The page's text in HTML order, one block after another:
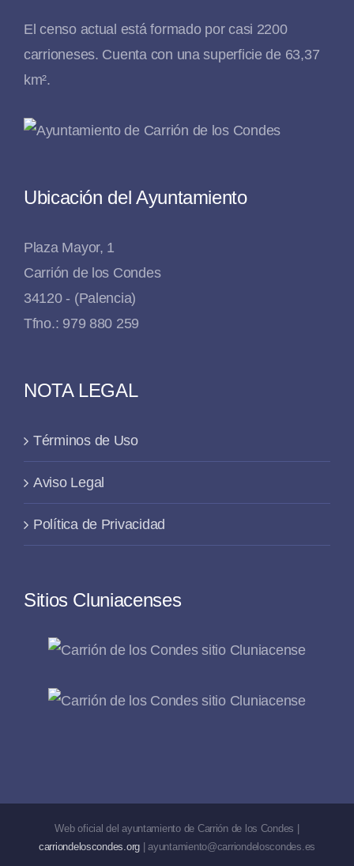
El censo actual está formado por casi 2200
carrioneses. Cuenta con una superficie de 63,37
km².
Ubicación del Ayuntamiento
Plaza Mayor, 1
Carrión de los Condes
34120 - (Palencia)
Tfno.: 979 880 259
NOTA LEGAL
Términos de Uso
Aviso Legal
Política de Privacidad
Sitios Cluniacenses
Web oficial del ayuntamiento de Carrión de los Condes |
carriondeloscondes.org | ayuntamiento@carriondeloscondes.es